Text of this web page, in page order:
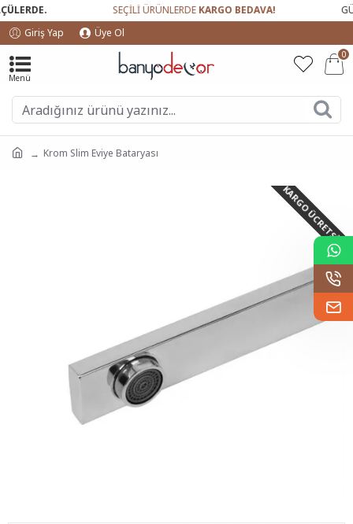
SEÇİLİ ÜRÜNLERDEKARGO BEDAVA!
Giriş Yap
Üye Ol
0
Krom Slim Eviye Bataryası
KARGO ÜCRETSIZ!